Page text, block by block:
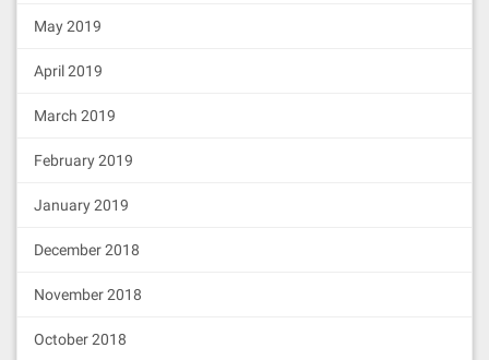
May 2019
April 2019
March 2019
February 2019
January 2019
December 2018
November 2018
October 2018